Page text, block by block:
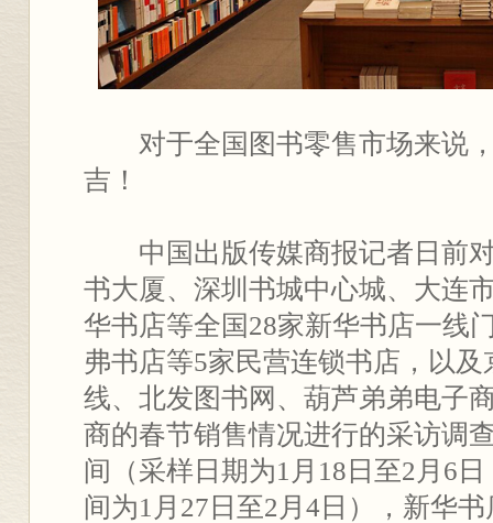
对于全国图书零售市场来说，
吉！
中国出版传媒商报记者日前对
书大厦、深圳书城中心城、大连
华书店等全国28家新华书店一线
弗书店等5家民营连锁书店，以
线、北发图书网、葫芦弟弟电子
商的春节销售情况进行的采访调
间（采样日期为1月18日至2月6
间为1月27日至2月4日），新华